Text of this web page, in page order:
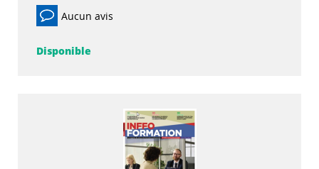
Aucun avis
Disponible